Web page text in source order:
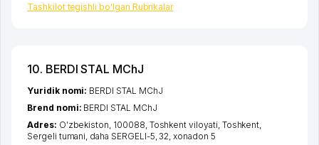
Tashkilot tegishli bo'lgan Rubrikalar
10. BERDI STAL MChJ
Yuridik nomi: BERDI STAL MChJ
Brend nomi: BERDI STAL MChJ
Adres: O'zbekiston, 100088, Toshkent viloyati Toshkent
Sergeli tumani daha SERGELI-5 , 32, xonadon 5